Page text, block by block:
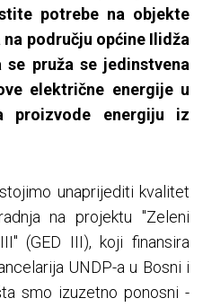
potrebe na objekte
području općine Ilidža
pruža se jedinstvena
električne energije u
proizvode energiju iz
unaprijediti kvalitet
na projektu "Zeleni
(GED III), koji finansira
UNDP-a u Bosni i
smo izuzetno ponosni -